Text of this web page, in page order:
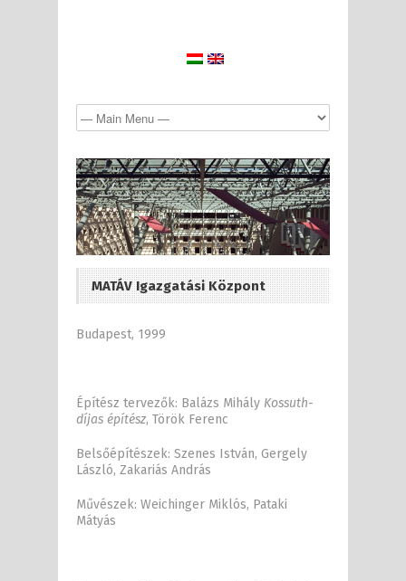
MATÁV Igazgatási Központ
Budapest, 1999
Építész tervezők: Balázs Mihály Kossuth-
díjas építész, Török Ferenc
Belsőépítészek: Szenes István, Gergely
László, Zakariás András
Művészek: Weichinger Miklós, Pataki
Mátyás